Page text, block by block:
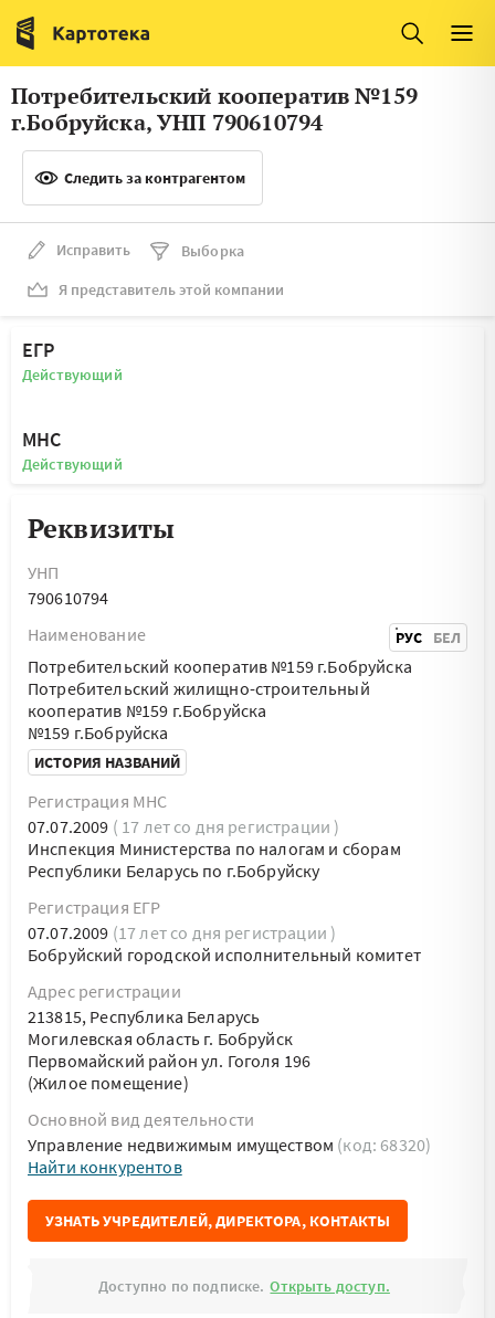
Италия
Люксембург
Литва
Латвия
Македония
Словения
Франция
Швеция
Мальта
Потребительский кооператив №159
г.Бобруйска, УНП 790610794
Следить за контрагентом
Исправить
Выборка
Я представитель этой компании
ЕГР
Действующий
МНС
Действующий
Реквизиты
УНП
790610794
Наименование
РУС БЕЛ
Потребительский кооператив №159 г.Бобруйска
Потребительский жилищно-строительный
кооператив №159 г.Бобруйска
№159 г.Бобруйска
ИСТОРИЯ НАЗВАНИЙ
Регистрация МНС
07.07.2009 ( 17 лет со дня регистрации )
Инспекция Министерства по налогам и сборам
Республики Беларусь по г.Бобруйску
Регистрация ЕГР
07.07.2009 (17 лет со дня регистрации )
Бобруйский городской исполнительный комитет
Адрес регистрации
213815, Республика Беларусь
Могилевская область г. Бобруйск
Первомайский район ул. Гоголя 196
(Жилое помещение)
Основной вид деятельности
Управление недвижимым имуществом (код: 68320)
Найти конкурентов
УЗНАТЬ УЧРЕДИТЕЛЕЙ, ДИРЕКТОРА, КОНТАКТЫ
Доступно по подписке. Открыть доступ.